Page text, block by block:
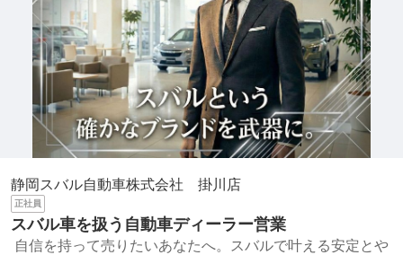
静岡スバル自動車株式会社 掛川店
正社員
スバル車を扱う自動車ディーラー営業
自信を持って売りたいあなたへ。スバルで叶える安定とや